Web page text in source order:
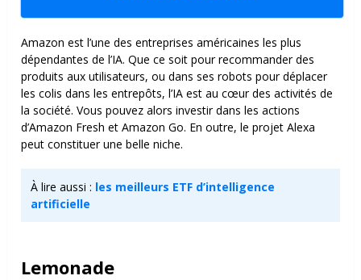
Amazon est l’une des entreprises américaines les plus
dépendantes de l’IA. Que ce soit pour recommander des
produits aux utilisateurs, ou dans ses robots pour déplacer
les colis dans les entrepôts, l’IA est au cœur des activités de
la société. Vous pouvez alors investir dans les actions
d’Amazon Fresh et Amazon Go. En outre, le projet Alexa
peut constituer une belle niche.
À lire aussi : les meilleurs ETF d’intelligence
artificielle
Lemonade